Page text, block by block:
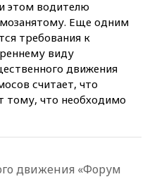
этом водителю
Еще одним
требования к
виду
движения
считает, что
тому, что необходимо
движения «Форум